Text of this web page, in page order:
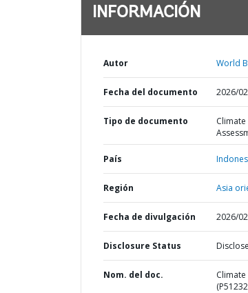
INFORMACIÓN
Autor World
Fecha del documento 2026/
Tipo de documento
País
Región Asia
Fecha de divulgación 2026/
Disclosure Status
Nom. del doc.